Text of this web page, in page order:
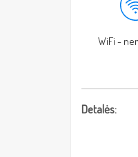
WiFi -
Detalės: